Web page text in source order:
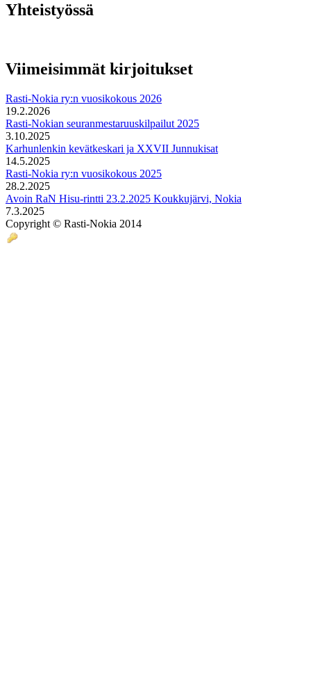
Yhteistyössä
Viimeisimmät kirjoitukset
Rasti-Nokia ry:n vuosikokous 2026
19.2.2026
Rasti-Nokian seuranmestaruuskilpailut 2025
3.10.2025
Karhunlenkin kevätkeskari ja XXVII Junnukisat
14.5.2025
Rasti-Nokia ry:n vuosikokous 2025
28.2.2025
Avoin RaN Hisu-rintti 23.2.2025 Koukkujärvi, Nokia
7.3.2025
Copyright © Rasti-Nokia 2014